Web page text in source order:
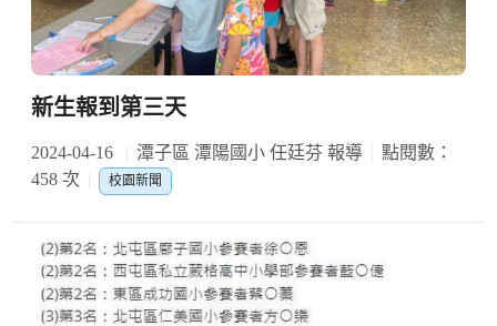
新生報到第三天
2024-04-16 潭子區 潭陽國小 任廷芬 報導
點閱數：
458 次
校園新聞